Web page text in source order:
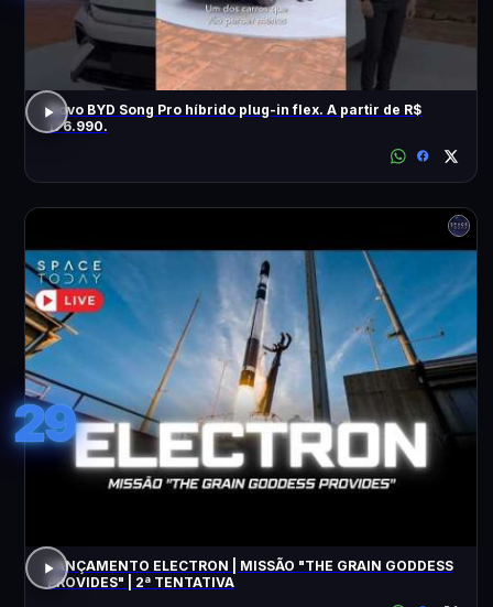
Novo BYD Song Pro híbrido plug-in flex. A partir de R$
176.990.
29
LANÇAMENTO ELECTRON | MISSÃO "THE GRAIN GODDESS
PROVIDES" | 2ª TENTATIVA